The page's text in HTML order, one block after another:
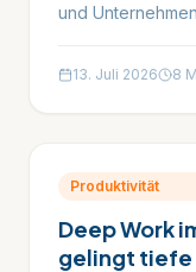
und
13. Juli 2026 8
Produktivität
Deep Work
gelingt tiefe